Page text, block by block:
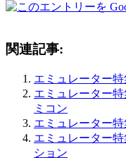
関連記事:
エミュレーター
エミュレーター
ミコン
エミュレーター
エミュレーター
ション